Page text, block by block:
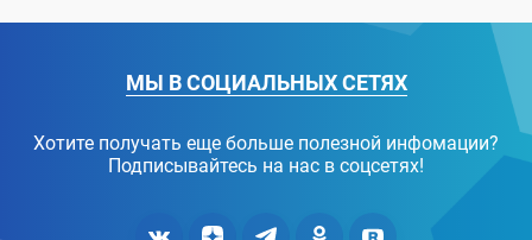
МЫ В СОЦИАЛЬНЫХ СЕТЯХ
Хотите получать еще больше полезной инфомации?
Подписывайтесь на нас в соцсетях!